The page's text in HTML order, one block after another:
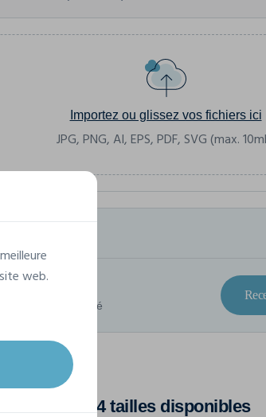
Importez ou glissez vos fichiers ici
JPG, PNG, AI, EPS, PDF, SVG (max.
devis personnalisé
4 tailles disponibles
web.